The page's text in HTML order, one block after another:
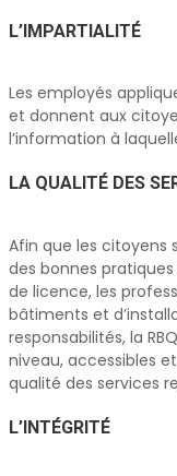
L’IMPARTIALITÉ
Les employés
et donnent aux
l’information à
LA QUALITÉ DES
Afin que les citoyens
des bonnes
de licence, les
bâtiments et
responsabilités, la
niveau, accessibles
qualité des services
L’INTÉGRITÉ